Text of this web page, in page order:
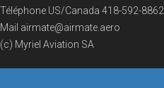
Téléphone US/Canada 418-592-8862
Mail airmate@airmate.aero
(c) Myriel Aviation SA